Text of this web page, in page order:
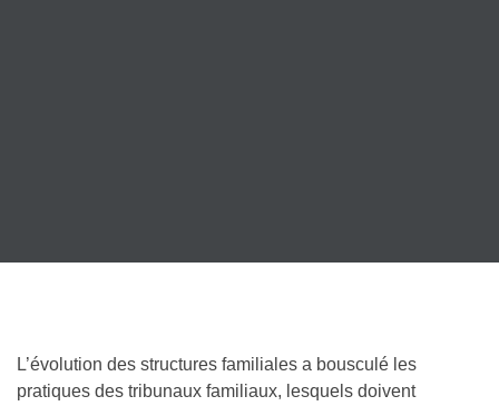
L’évolution des structures familiales a bousculé les
pratiques des tribunaux familiaux, lesquels doivent